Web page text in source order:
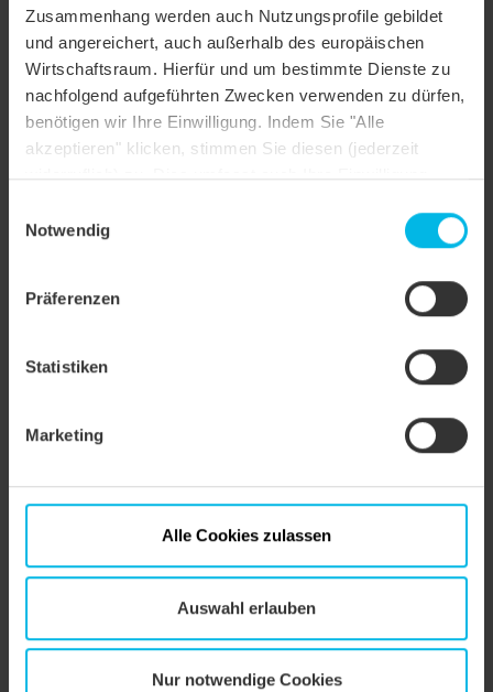
Zusammenhang werden auch Nutzungsprofile gebildet
und angereichert, auch außerhalb des europäischen
Wirtschaftsraum. Hierfür und um bestimmte Dienste zu
nachfolgend aufgeführten Zwecken verwenden zu dürfen,
benötigen wir Ihre Einwilligung. Indem Sie "Alle
akzeptieren" klicken, stimmen Sie diesen (jederzeit
widerruflich) zu. Dies umfasst auch Ihre Einwilligung
Einstellungen ändern oder die Datenverarbeitung
Notwendig
Präferenzen
Statistiken
Marketing
Alle Cookies zulassen
Auswahl erlauben
Nur notwendige Cookies
QUATTRO longlife extra
INFORMAZIONI TECNICHE
Per le inclinazioni del tetto standard di CREATON, fare
ASSORTIMENTO ACCESSORI
SAKRAL Tegola ecclesiale taglio diritto angolo arrotondato
mezza tegola